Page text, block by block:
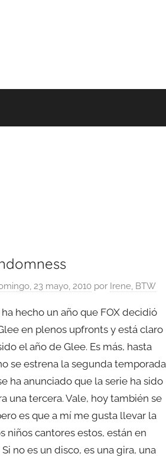
23 mayo, 2010 por Irene, BTW
ha hecho un año que FOX decidió
en plenos upfronts y está claro
el año de Glee. Es más, hasta
se estrena la segunda temporada
ha anunciado que la serie ha sido
una tercera. Vale, hoy también se
es que a mí me gusta llevar la
niños cantores estos, están en
no es un disco, es una gira, una